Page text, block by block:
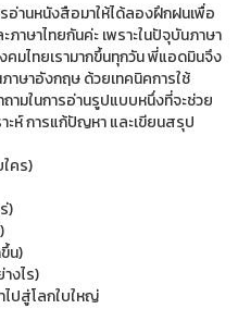
อ่านหนังสือมาให้ได้ลองฝึกฝนเพื่อ
าษาไทยกันค่ะ เพราะในปัจุบันภาษา
มไทยเรามากขึ้นทุกวัน พี่แอดมินจึง
าษาอังกฤษ ด้วยเทคนิคการใช้
ถามในการอ่านรูปแบบหนึ่งที่จะช่วย
ะห์ การแก้ปัญหา และเขียนสรุป
คร)
)
น)
งไร)
ไปสู่โลกใบใหญ่